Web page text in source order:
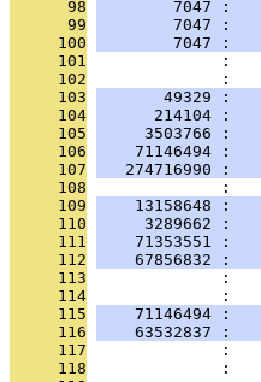
      98
7047 :
      99
7047 :
     100
7047 :
     101
:
     102
:
     103
49329 :
     104
214104 :
     105
3503766 :
     106
71146494 :
     107
274716990 :
     108
:
     109
13158648 :
     110
3289662 :
     111
71353551 :
     112
67856832 :
     113
:
     114
:
     115
71146494 :
     116
63532837 :
     117
:
     118
: